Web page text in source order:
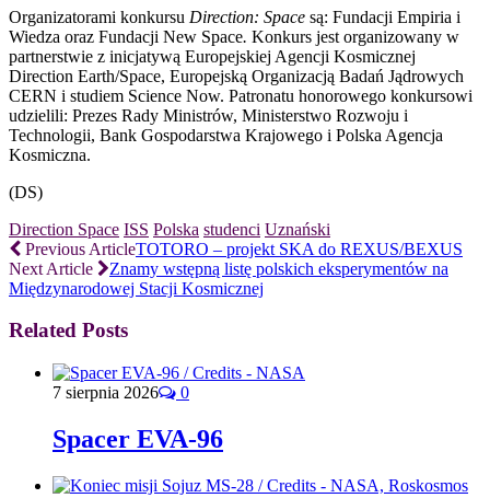
Organizatorami konkursu Direction: Space są: Fundacji Empiria i
Wiedza oraz Fundacji New Space. Konkurs jest organizowany w
partnerstwie z inicjatywą Europejskiej Agencji Kosmicznej
Direction Earth/Space, Europejską Organizacją Badań Jądrowych
CERN i studiem Science Now. Patronatu honorowego konkursowi
udzielili: Prezes Rady Ministrów, Ministerstwo Rozwoju i
Technologii, Bank Gospodarstwa Krajowego i Polska Agencja
Kosmiczna.
(DS)
Direction Space ISS Polska studenci Uznański
Previous ArticleTOTORO – projekt SKA do REXUS/BEXUS
Next Article
Znamy wstępną listę polskich eksperymentów na
Międzynarodowej Stacji Kosmicznej
Related Posts
7 sierpnia 2026 0
Spacer EVA-96